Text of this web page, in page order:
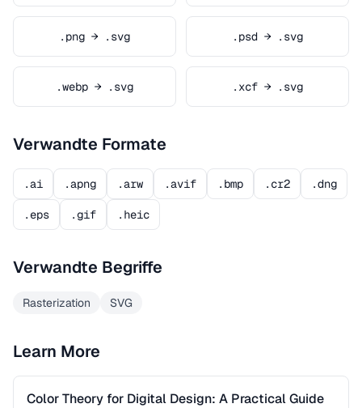
.png → .svg .psd → .svg
.webp → .svg .xcf → .svg
Verwandte Formate
.ai .apng .arw .avif .bmp .cr2 .dng
.eps .gif .heic
Verwandte Begriffe
Rasterization SVG
Learn More
Color Theory for Digital Design: A Practical Guide